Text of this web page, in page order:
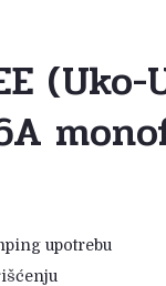
upotrebu